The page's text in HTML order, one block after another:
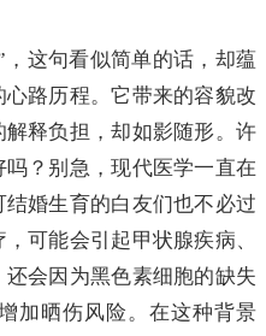
这句看似简单的话，却蕴
路历程。它带来的容貌改
释负担，却如影随形。许
？别急，现代医学一直在
婚生育的白友们也不必过
可能会引起甲状腺疾病、
会因为黑色素细胞的缺失
加晒伤风险。在这种背景